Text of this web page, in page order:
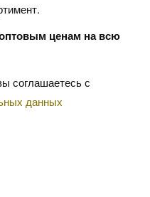
ценам на всю
соглашаетесь с
данных